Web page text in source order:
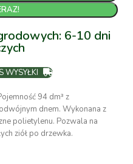
6-10 dni
WYSYŁKI
94 dm³ z
dnem. Wykonana z
polietylenu. Pozwala na
ziół po drzewka.